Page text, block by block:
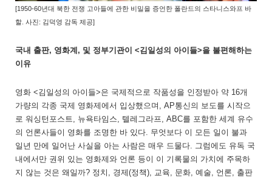
[1950-60년대 북한 전쟁 고아들에 관한 비밀을 증언한 폴란드의 스타니스와프 바
할. 사진: 김덕영 감독 제공]
국내 출판, 영화계, 및 정부기관이 <김일성의 아이들>을 불편해하는
이유
영화 <김일성의 아이들>은 국제적으로 작품성을 인정받아 약 16개
가량의 각종 국제 영화제에서 입상했으며, AP통신의 보도를 시작으
로 워싱턴포스트, 뉴욕타임스, 텔레그라프, ABC를 포함한 세계 유수
의 언론사들이 영화를 조명한 바 있다. 무엇보다 이 모든 일이 불과
일년 만에 일어난 사실을 아는 사람은 매우 드물다. 그럼에도 유독 국
내에서만 권위 있는 영화제와 언론 등이 이 기록물의 가치에 주목하
지 않는 것은 왜일까? 정치, 경제(정책), 교육, 문화, 예술, 언론, 출판